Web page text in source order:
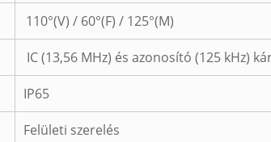
110°(V) / 60°(F) / 125°(M)
IC (13,56 MHz) és azonosító (125 kHz)
IP65
Felületi szerelés